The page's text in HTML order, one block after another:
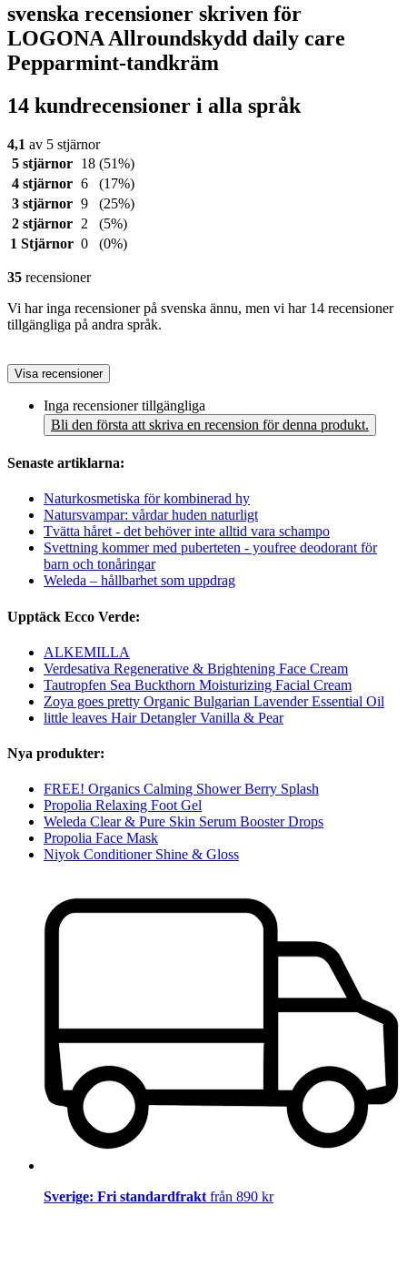
svenska recensioner skriven för
LOGONA Allroundskydd daily care
Pepparmint-tandkräm
14 kundrecensioner i alla språk
4,1 av 5 stjärnor
5 stjärnor
18 (51%)
4 stjärnor 6
(17%)
3 stjärnor 9
(25%)
2 stjärnor
2
(5%)
1 Stjärnor 0 (0%)
35 recensioner
Vi har inga recensioner på svenska ännu, men vi har 14 recensioner
tillgängliga på andra språk.
Visa recensioner
Inga recensioner tillgängliga
Bli den första att skriva en recension för denna produkt.
Senaste artiklarna:
Naturkosmetiska för kombinerad hy
Natursvampar: vårdar huden naturligt
Tvätta håret - det behöver inte alltid vara schampo
Svettning kommer med puberteten - youfree deodorant för
barn och tonåringar
Weleda – hållbarhet som uppdrag
Upptäck Ecco Verde:
ALKEMILLA
Verdesativa Regenerative & Brightening Face Cream
Tautropfen Sea Buckthorn Moisturizing Facial Cream
Zoya goes pretty Organic Bulgarian Lavender Essential Oil
little leaves Hair Detangler Vanilla & Pear
Nya produkter:
FREE! Organics Calming Shower Berry Splash
Propolia Relaxing Foot Gel
Weleda Clear & Pure Skin Serum Booster Drops
Propolia Face Mask
Niyok Conditioner Shine & Gloss
Sverige: Fri standardfrakt från 890 kr